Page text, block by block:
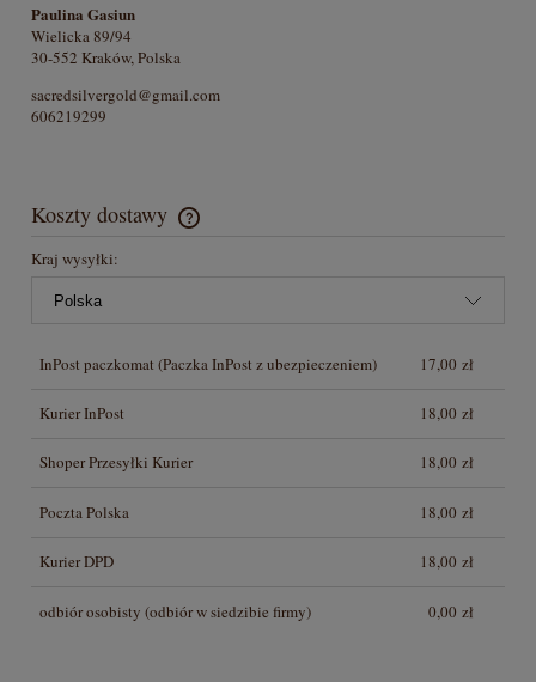
Paulina Gasiun
Wielicka 89/94
30-552 Kraków, Polska
sacredsilvergold@gmail.com
606219299
Koszty dostawy
Cena nie zawiera ewentualnych kosztów płatności
Kraj wysyłki:
InPost paczkomat (Paczka InPost z ubezpieczeniem) 17,00 zł
Kurier InPost 18,00 zł
Shoper Przesyłki Kurier 18,00 zł
Poczta Polska 18,00 zł
Kurier DPD 18,00 zł
odbiór osobisty (odbiór w siedzibie firmy) 0,00 zł